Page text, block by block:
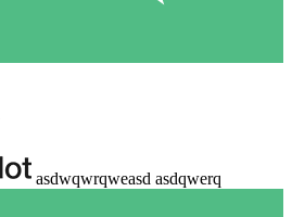
asdwqwrqweasd asdqwerq